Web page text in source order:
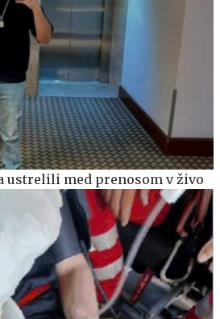
ustrelili med prenosom v živo